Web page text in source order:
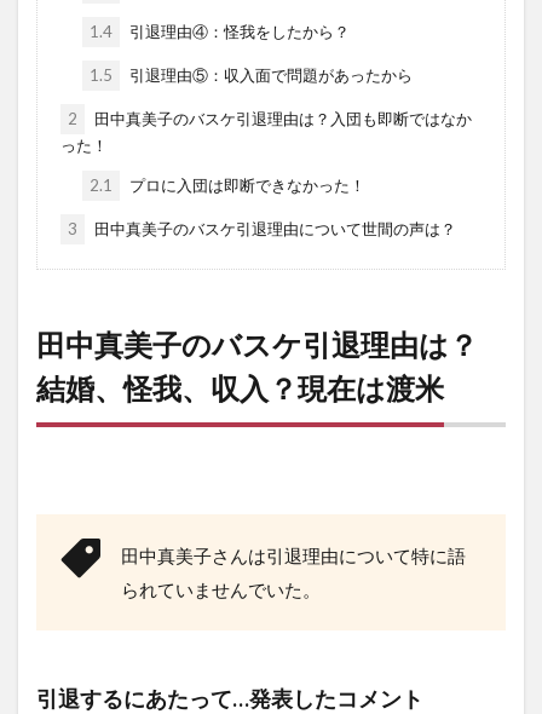
1.4 引退理由④：怪我をしたから？
1.5 引退理由⑤：収入面で問題があったから
2
田中真美子のバスケ引退理由は？入団も即断ではなか
った！
2.1 プロに入団は即断できなかった！
3 田中真美子のバスケ引退理由について世間の声は？
田中真美子のバスケ引退理由は？
結婚、怪我、収入？現在は渡米
田中真美子さんは引退理由について特に語
られていませんでいた。
引退するにあたって…発表したコメント